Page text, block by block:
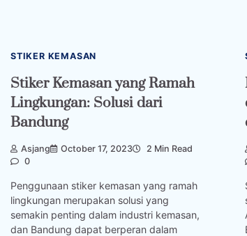
STIKER KEMASAN
Stiker Kemasan yang Ramah
Lingkungan: Solusi dari
Bandung
Asjang October 17, 2023
2 Min Read
0
Penggunaan stiker kemasan yang ramah
lingkungan merupakan solusi yang
semakin penting dalam industri kemasan,
dan Bandung dapat berperan dalam